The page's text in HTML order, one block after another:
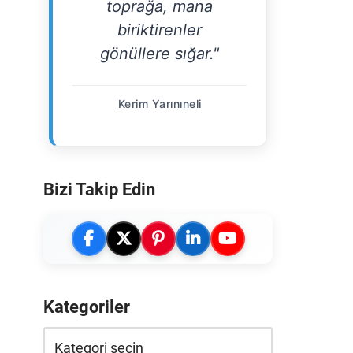
toprağa, mana
biriktirenler
gönüllere sığar."
Kerim Yarınıneli
Bizi Takip Edin
Kategoriler